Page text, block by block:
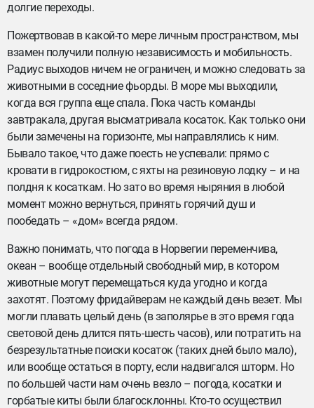
долгие переходы.
Пожертвовав в какой-то мере личным пространством, мы
взамен получили полную независимость и мобильность.
Радиус выходов ничем не ограничен, и можно следовать за
животными в соседние фьорды. В море мы выходили,
когда вся группа еще спала. Пока часть команды
завтракала, другая высматривала косаток. Как только они
были замечены на горизонте, мы направлялись к ним.
Бывало такое, что даже поесть не успевали: прямо с
кровати в гидрокостюм, с яхты на резиновую лодку – и на
полдня к косаткам. Но зато во время ныряния в любой
момент можно вернуться, принять горячий душ и
пообедать – «дом» всегда рядом.
Важно понимать, что погода в Норвегии переменчива,
океан – вообще отдельный свободный мир, в котором
животные могут перемещаться куда угодно и когда
захотят. Поэтому фридайверам не каждый день везет. Мы
могли плавать целый день (в заполярье в это время года
световой день длится пять-шесть часов), или потратить на
безрезультатные поиски косаток (таких дней было мало),
или вообще остаться в порту, если надвигался шторм. Но
по большей части нам очень везло – погода, косатки и
горбатые киты были благосклонны. Кто-то осуществил